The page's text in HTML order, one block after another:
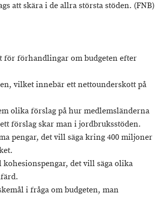
att skära i de allra största stöden. (FNB)
för förhandlingar om budgeten efter
vilket innebär ett nettounderskott på
olika förslag på hur medlemsländerna
förslag skar man i jordbruksstöden.
pengar, det vill säga kring 400 miljoner
det vill säga olika
i fråga om budgeten, man